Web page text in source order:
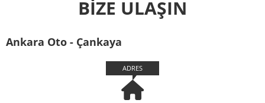
BİZE ULAŞIN
Ankara Oto - Çankaya
ADRES